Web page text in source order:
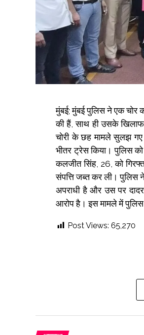
मुंबई; मुंबई पुलिस ने एक चोर
की हैं, साथ ही उसके
चोरी के छह मामले सुलझ गए
भीतर ट्रेस किया। पुलिस
कलजीत सिंह, 26, को
संपत्ति जब्त कर ली। पुलिस
अपराधी है और उस पर
आरोप है। इस मामले में पुलिस
Post Views: 65,270